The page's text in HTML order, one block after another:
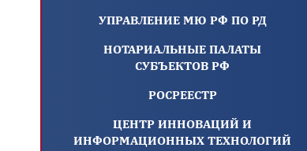
УПРАВЛЕНИЕ МЮ РФ ПО РД
НОТАРИАЛЬНЫЕ ПАЛАТЫ
СУБЪЕКТОВ РФ
РОСРЕЕСТР
ЦЕНТР ИННОВАЦИЙ И
ИНФОРМАЦИОННЫХ ТЕХНОЛОГИЙ